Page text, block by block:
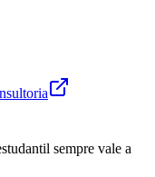
sempre vale a